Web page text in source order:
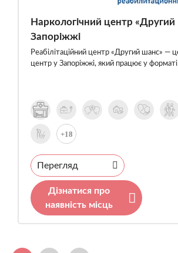
Наркологічний центр «Другий
Запоріжжі
Реабілітаційний центр «Другий шанс» —
центр у Запоріжжі, який працює у
+18
Перегляд
Дізнатися про
наявність місць